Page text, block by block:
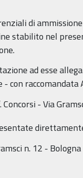
di
stabilito nel
ad esse
con raccomandata
Concorsi - Via
n. 12 -